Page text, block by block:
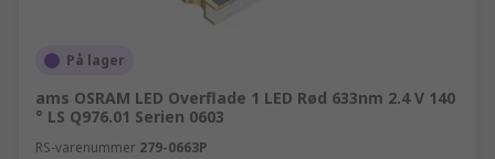
På lager
ams OSRAM LED Overflade 1 LED Rød 633nm 2.4 V 140
° LS Q976.01 Serien 0603
RS-varenummer 279-0663P